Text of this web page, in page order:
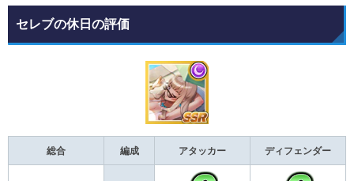
セレブの休日の評価
総合 編成 アタッカー ディフェンダー